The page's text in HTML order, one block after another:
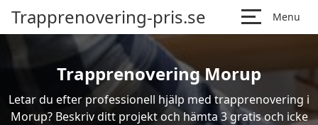
Trapprenovering-pris.se Menu
Trapprenovering Morup
Letar du efter professionell hjälp med trapprenovering i
Morup? Beskriv ditt projekt och hämta 3 gratis och icke